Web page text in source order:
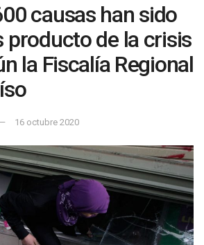
causas han sido
producto de la crisis
la Fiscalía Regional
16 octubre 2020